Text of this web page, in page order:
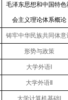
毛泽东思想和中国特色
会主义理论体系概论
铸牢中华民族共同体意
形势与政策
大学外语
大学外语
大学计算机基础